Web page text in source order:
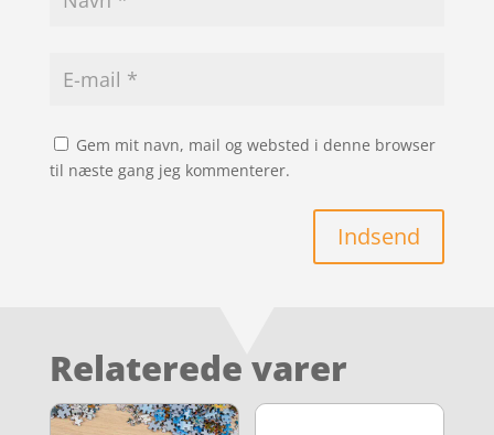
Gem mit navn, mail og websted i denne browser
til næste gang jeg kommenterer.
Indsend
Relaterede varer